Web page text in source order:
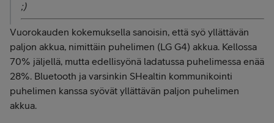
;)
Vuorokauden kokemuksella sanoisin, että syö yllättävän
paljon akkua, nimittäin puhelimen (LG G4) akkua. Kellossa
70% jäljellä, mutta edellisyönä ladatussa puhelimessa enää
28%. Bluetooth ja varsinkin SHealtin kommunikointi
puhelimen kanssa syövät yllättävän paljon puhelimen
akkua.